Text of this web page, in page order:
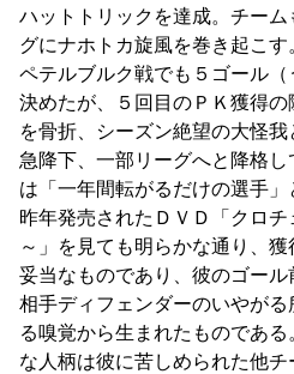
ハットトリックを達成。チー
グにナホトカ旋風を巻き起こ
ペテルブルク戦でも５ゴール
決めたが、５回目のＰＫ獲得
を骨折、シーズン絶望の大怪
急降下、一部リーグへと降格
は「一年間転がるだけの選手」
昨年発売されたＤＶＤ「クロ
～」を見ても明らかな通り、
妥当なものであり、彼のゴール
相手ディフェンダーのいやが
る嗅覚から生まれたものであ
な人柄は彼に苦しめられた他